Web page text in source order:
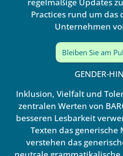
Practices rund um das
Unternehmen
Bleiben Sie am
GENDER-
Inklusion, Vielfalt und
zentralen Werten von
besseren Lesbarkeit
Texten das generische
verstehen das